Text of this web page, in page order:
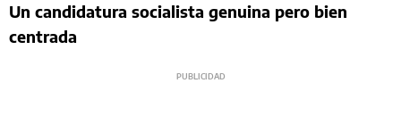
Un candidatura socialista genuina pero bien
centrada